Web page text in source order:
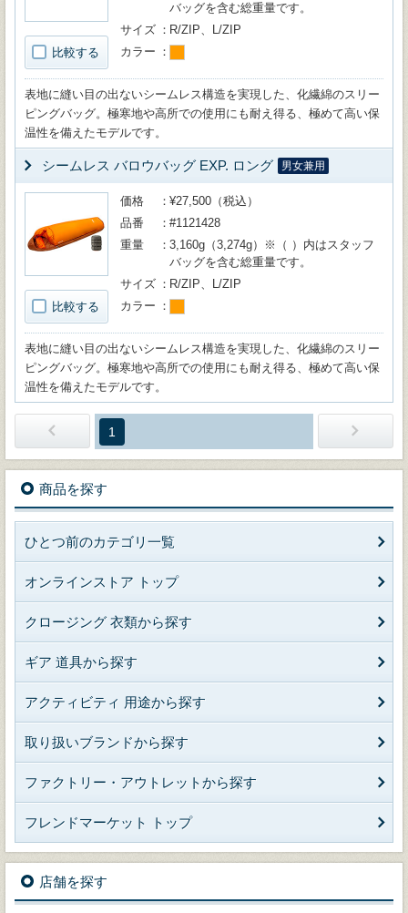
比較する
バッグを含む総重量です。
サイズ
R/ZIP、L/ZIP
カラー
表地に縫い目の出ないシームレス構造を実現した、化繊綿のスリー
ピングバッグ。極寒地や高所での使用にも耐え得る、極めて高い保
温性を備えたモデルです。
シームレス バロウバッグ EXP. ロング 男女兼用
比較する
価格
¥27,500（税込）
品番
#1121428
重量
3,160g（3,274g）※（ ）内はスタッフ
バッグを含む総重量です。
サイズ
R/ZIP、L/ZIP
カラー
表地に縫い目の出ないシームレス構造を実現した、化繊綿のスリー
ピングバッグ。極寒地や高所での使用にも耐え得る、極めて高い保
温性を備えたモデルです。
1
商品を探す
ひとつ前のカテゴリ一覧
オンラインストア トップ
クロージング 衣類から探す
ギア 道具から探す
アクティビティ 用途から探す
取り扱いブランドから探す
ファクトリー・アウトレットから探す
フレンドマーケット トップ
店舗を探す